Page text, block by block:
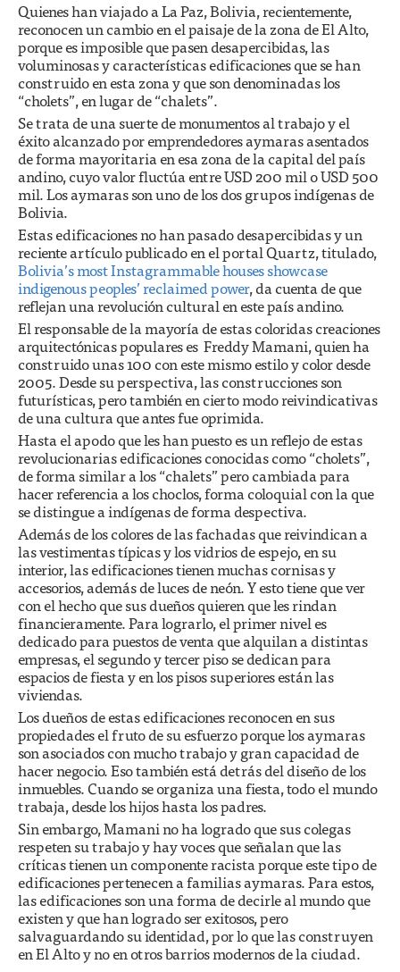
Quienes han viajado a La Paz, Bolivia, recientemente,
reconocen un cambio en el paisaje de la zona de El Alto,
porque es imposible que pasen desapercibidas, las
voluminosas y características edificaciones que se han
construido en esta zona y que son denominadas los
“cholets”, en lugar de “chalets”.
Se trata de una suerte de monumentos al trabajo y el
éxito alcanzado por emprendedores aymaras asentados
de forma mayoritaria en esa zona de la capital del país
andino, cuyo valor fluctúa entre USD 200 mil o USD 500
mil. Los aymaras son uno de los dos grupos indígenas de
Bolivia.
Estas edificaciones no han pasado desapercibidas y un
reciente artículo publicado en el portal Quartz, titulado,
Bolivia’s most Instagrammable houses showcase
indigenous peoples’ reclaimed power, da cuenta de que
reflejan una revolución cultural en este país andino.
El responsable de la mayoría de estas coloridas creaciones
arquitectónicas populares es Freddy Mamani, quien ha
construido unas 100 con este mismo estilo y color desde
2005. Desde su perspectiva, las construcciones son
futurísticas, pero también en cierto modo reivindicativas
de una cultura que antes fue oprimida.
Hasta el apodo que les han puesto es un reflejo de estas
revolucionarias edificaciones conocidas como “cholets”,
de forma similar a los “chalets” pero cambiada para
hacer referencia a los choclos, forma coloquial con la que
se distingue a indígenas de forma despectiva.
Además de los colores de las fachadas que reivindican a
las vestimentas típicas y los vidrios de espejo, en su
interior, las edificaciones tienen muchas cornisas y
accesorios, además de luces de neón. Y esto tiene que ver
con el hecho que sus dueños quieren que les rindan
financieramente. Para lograrlo, el primer nivel es
dedicado para puestos de venta que alquilan a distintas
empresas, el segundo y tercer piso se dedican para
espacios de fiesta y en los pisos superiores están las
viviendas.
Los dueños de estas edificaciones reconocen en sus
propiedades el fruto de su esfuerzo porque los aymaras
son asociados con mucho trabajo y gran capacidad de
hacer negocio. Eso también está detrás del diseño de los
inmuebles. Cuando se organiza una fiesta, todo el mundo
trabaja, desde los hijos hasta los padres.
Sin embargo, Mamani no ha logrado que sus colegas
respeten su trabajo y hay voces que señalan que las
críticas tienen un componente racista porque este tipo de
edificaciones pertenecen a familias aymaras. Para estos,
las edificaciones son una forma de decirle al mundo que
existen y que han logrado ser exitosos, pero
salvaguardando su identidad, por lo que las construyen
en El Alto y no en otros barrios modernos de la ciudad.